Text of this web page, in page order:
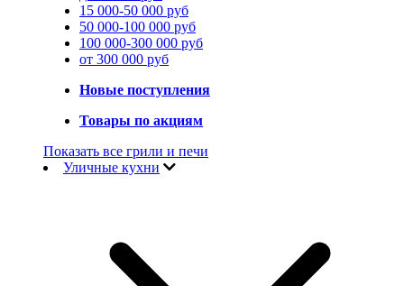
15 000-50 000 руб
50 000-100 000 руб
100 000-300 000 руб
от 300 000 руб
Новые поступления
Товары по акциям
Показать все грили и печи
Уличные кухни